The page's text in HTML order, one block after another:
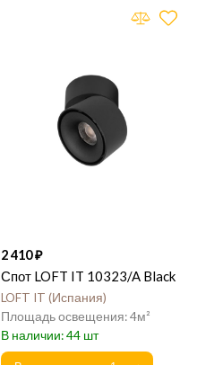
2 410
Спот LOFT IT 10323/A Black
LOFT IT Испания
4
44